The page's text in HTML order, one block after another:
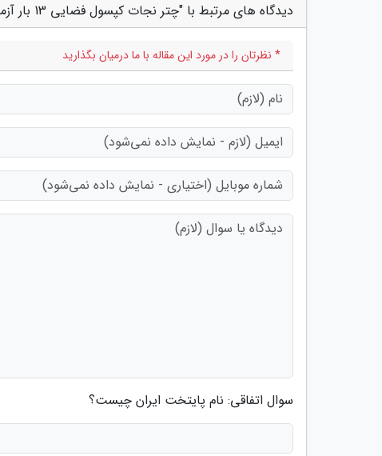
دیدگاه های مرتبط با "چتر نجات کپسول فضایی 13 بار آزمایش شد"
* نظرتان را در مورد این مقاله با ما درمیان بگذارید
سوال اتفاقی: نام پایتخت ایران چیست؟